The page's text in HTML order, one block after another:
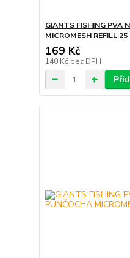
GIANTS FISHING PVA
MICROMESH REFILL
169 Kč
140 Kč bez DPH